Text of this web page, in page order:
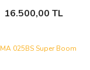
16.500,00 TL
Sepete Ekle